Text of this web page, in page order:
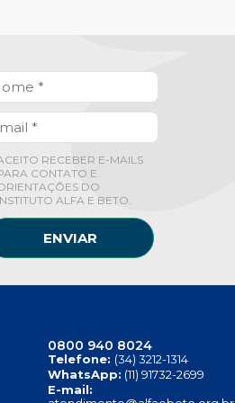
RECEBER E-MAILS
CONTATO E
DO
ALFA E BETO.
ENVIAR
0800 940 8024
Telefone: (34) 3212-1314
WhatsApp: (11) 91732-2699
E-mail: